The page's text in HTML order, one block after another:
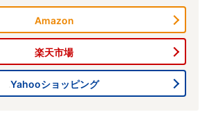
Amazon
楽天市場
Yahooショッピング